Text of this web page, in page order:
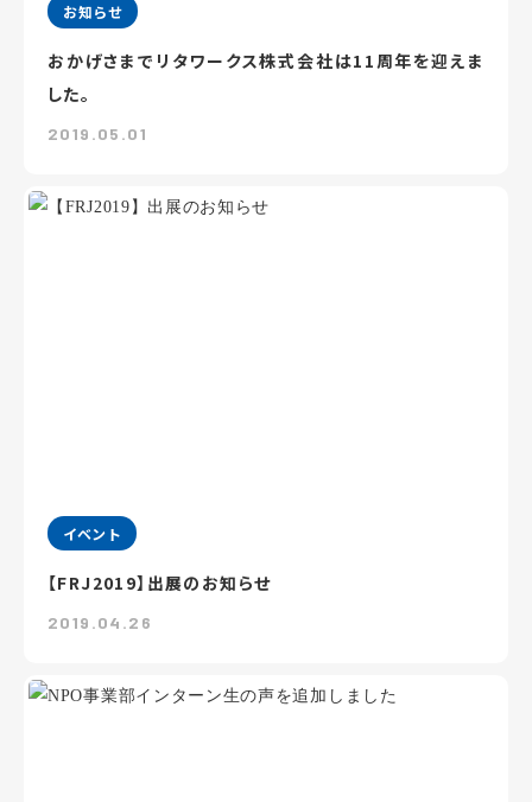
お知らせ
おかげさまでリタワークス株式会社は11周年を迎えま
した。
2019.05.01
イベント
【FRJ2019】出展のお知らせ
2019.04.26